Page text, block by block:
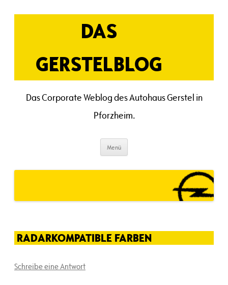
Inhalt
DAS
GERSTELBLOG
Das Corporate Weblog des Autohaus Gerstel in
Pforzheim.
Menü
RADARKOMPATIBLE FARBEN
Schreibe eine Antwort